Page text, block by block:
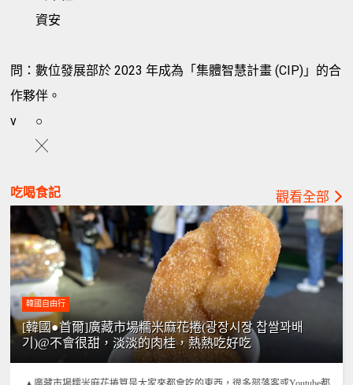
資安
問：數位發展部於 2023 年成為「集體智慧計畫 (CIP)」的合
作夥伴。
v
○
╳
吃喝食記 觀看全部
韓國自由行
[韓國●首爾]廣藏市場糯米麻花捲(광장시장 찹쌀꽈배
기)@不會很甜，淡淡的肉桂，熱熱吃好吃